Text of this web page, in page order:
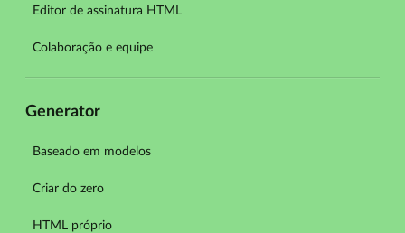
Editor de assinatura HTML
Colaboração e equipe
Generator
Baseado em modelos
Criar do zero
HTML próprio